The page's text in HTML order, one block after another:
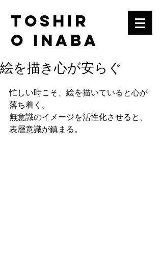
TOSHIR
O INABA
絵を描き心が安らぐ
忙しい時こそ、絵を描いていると心が
落ち着く。
無意識のイメージを活性化させると、
表層意識が鎮まる。